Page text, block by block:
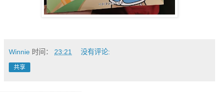
Winnie 时间： 23:21 没有评论:
共享